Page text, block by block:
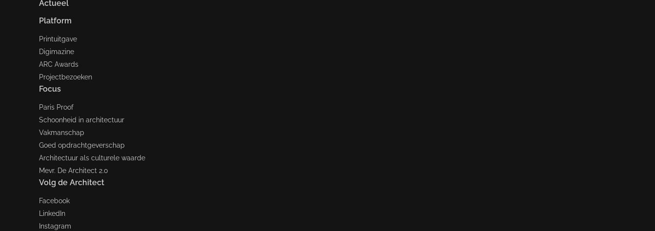
Actueel
Platform
Printuitgave
Digimazine
ARC Awards
Projectbezoeken
Focus
Paris Proof
Schoonheid in architectuur
Vakmanschap
Goed opdrachtgeverschap
Architectuur als culturele waarde
Mevr. De Architect 2.0
Volg de Architect
Facebook
LinkedIn
Instagram